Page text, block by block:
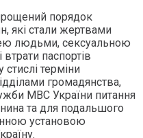
порядок
які стали жертвами
людьми, сексуальною
паспортів
стислі терміни
громадянства,
МВС України питання
та для подальшого
установою